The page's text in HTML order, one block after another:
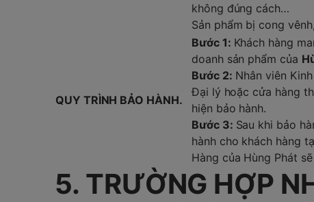
không đúng cách…
Sản phẩm bị cong
QUY TRÌNH BẢO HÀNH.
Bước 1: Khách hàng
doanh sản phẩm của
Bước 2: Nhân viên
Đại lý hoặc cửa hàng
hiện bảo hành.
Bước 3: Sau khi bảo
hành cho khách hàng
Hàng của Hùng Phát
5. TRƯỜNG HỢP